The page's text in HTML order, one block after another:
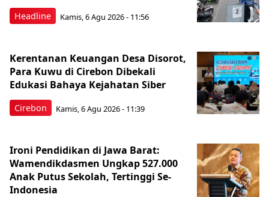
Headline Kamis, 6 Agu 2026 - 11:56
Cirebon
Kerentanan Keuangan Desa Disorot,
Para Kuwu di Cirebon Dibekali
Edukasi Bahaya Kejahatan Siber
Kamis, 6 Agu 2026 - 11:39
Ironi Pendidikan di Jawa Barat:
Wamendikdasmen Ungkap 527.000
Anak Putus Sekolah, Tertinggi Se-
Indonesia